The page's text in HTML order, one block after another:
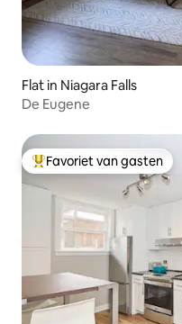
Flat in Niagara Falls
De Eugene
Topfavoriet van gasten
Favoriet van gasten